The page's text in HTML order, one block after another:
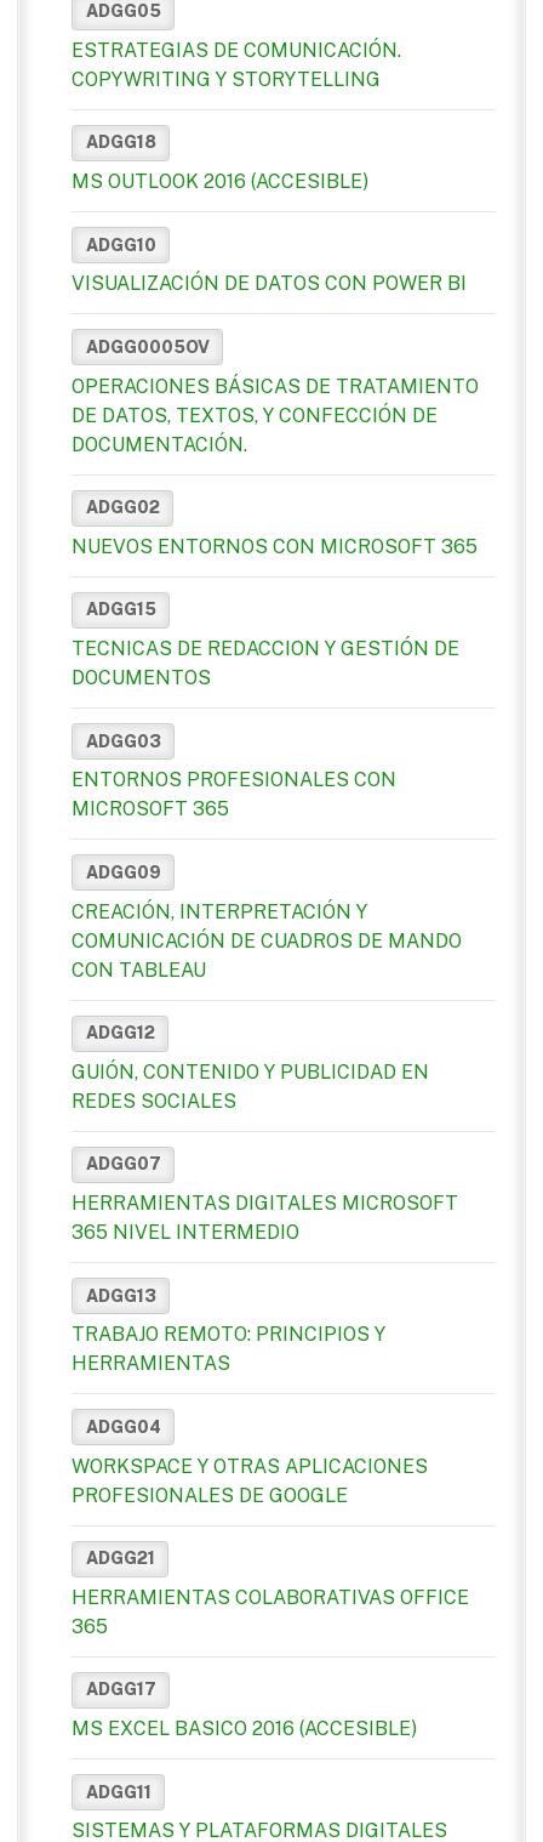
ADGG05
ESTRATEGIAS DE COMUNICACIÓN.
COPYWRITING Y STORYTELLING
ADGG18
MS OUTLOOK 2016 (ACCESIBLE)
ADGG10
VISUALIZACIÓN DE DATOS CON POWER BI
ADGG0005OV
OPERACIONES BÁSICAS DE TRATAMIENTO
DE DATOS, TEXTOS, Y CONFECCIÓN DE
DOCUMENTACIÓN.
ADGG02
NUEVOS ENTORNOS CON MICROSOFT 365
ADGG15
TECNICAS DE REDACCION Y GESTIÓN DE
DOCUMENTOS
ADGG03
ENTORNOS PROFESIONALES CON
MICROSOFT 365
ADGG09
CREACIÓN, INTERPRETACIÓN Y
COMUNICACIÓN DE CUADROS DE MANDO
CON TABLEAU
ADGG12
GUIÓN, CONTENIDO Y PUBLICIDAD EN
REDES SOCIALES
ADGG07
HERRAMIENTAS DIGITALES MICROSOFT
365 NIVEL INTERMEDIO
ADGG13
TRABAJO REMOTO: PRINCIPIOS Y
HERRAMIENTAS
ADGG04
WORKSPACE Y OTRAS APLICACIONES
PROFESIONALES DE GOOGLE
ADGG21
HERRAMIENTAS COLABORATIVAS OFFICE
365
ADGG17
MS EXCEL BASICO 2016 (ACCESIBLE)
ADGG11
SISTEMAS Y PLATAFORMAS DIGITALES